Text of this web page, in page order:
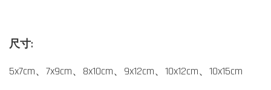
尺寸:
5x7cm、7x9cm、8x10cm、9x12cm、10x12cm、10x15cm